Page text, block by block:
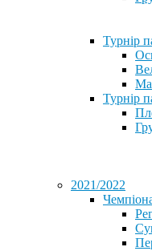
Турнір
Турнір
2021/2022